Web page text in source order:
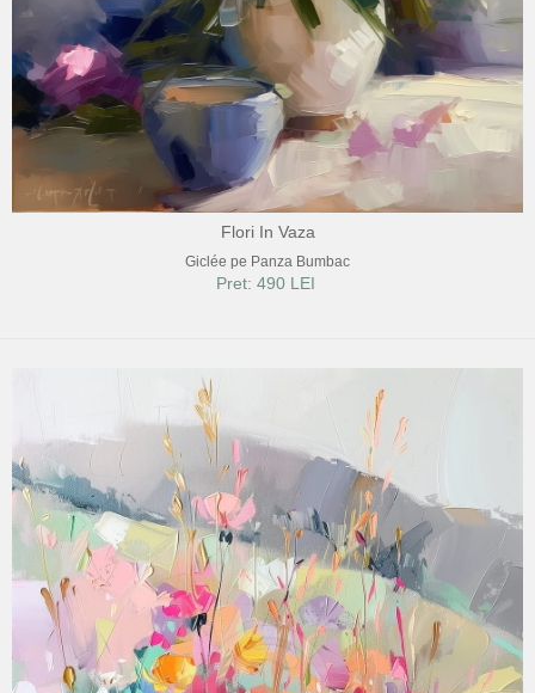
Flori In Vaza
Giclée pe Panza Bumbac
Pret: 490 LEI